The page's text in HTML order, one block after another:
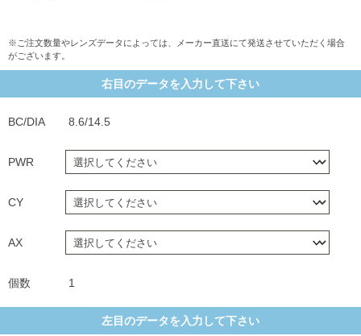
※ご注文数量やレンズデータによっては、メーカー直送にて発送させていただく場合
がございます。
右目のデータを入力して下さい
BC/DIA 8.6/14.5
PWR
CY
AX
個数 1
左目のデータを入力して下さい